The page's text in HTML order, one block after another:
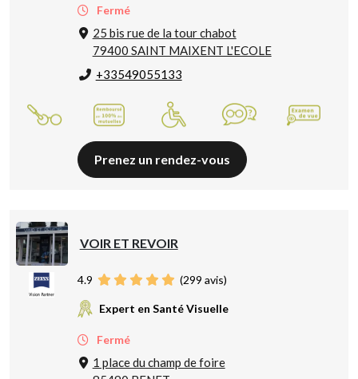
Fermé
25 bis rue de la tour chabot
79400 SAINT MAIXENT L'ECOLE
+33549055133
Prenez un rendez-vous
VOIR ET REVOIR
4.9 (299 avis)
Expert en Santé Visuelle
Fermé
1 place du champ de foire